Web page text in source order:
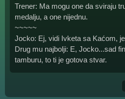
Trener: Ma mogu one da sviraju
medalju, a one nijednu.
~~~~~
Jocko: Ej, vidi Ivketa sa Kaćom,
Drug mu najbolji: E, Jocko...sad
tamburu, to ti je gotova stvar.